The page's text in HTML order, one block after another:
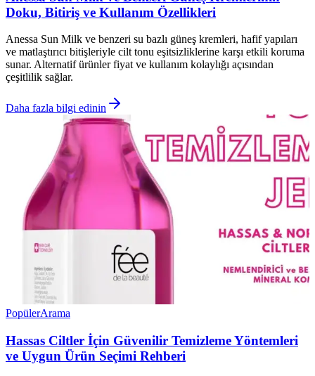
Doku, Bitiriş ve Kullanım Özellikleri
Anessa Sun Milk ve benzeri su bazlı güneş kremleri, hafif yapıları
ve matlaştırıcı bitişleriyle cilt tonu eşitsizliklerine karşı etkili koruma
sunar. Alternatif ürünler fiyat ve kullanım kolaylığı açısından
çeşitlilik sağlar.
Daha fazla bilgi edinin
PopülerArama
Hassas Ciltler İçin Güvenilir Temizleme Yöntemleri
ve Uygun Ürün Seçimi Rehberi